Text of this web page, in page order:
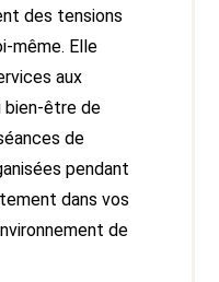
des tensions
même. Elle
aux
bien-être de
de
pendant
dans vos
de